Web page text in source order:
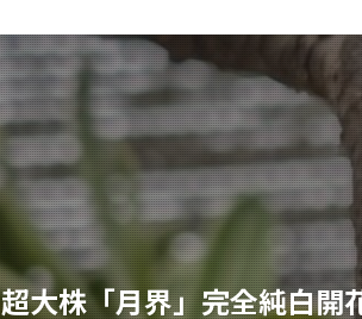
超大株「月界」完全純白開